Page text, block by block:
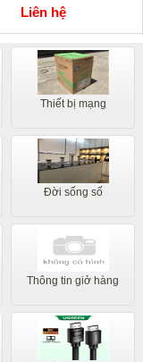
Liên hệ
Thiết bị mạng
Đời sống số
Thông tin giở hàng